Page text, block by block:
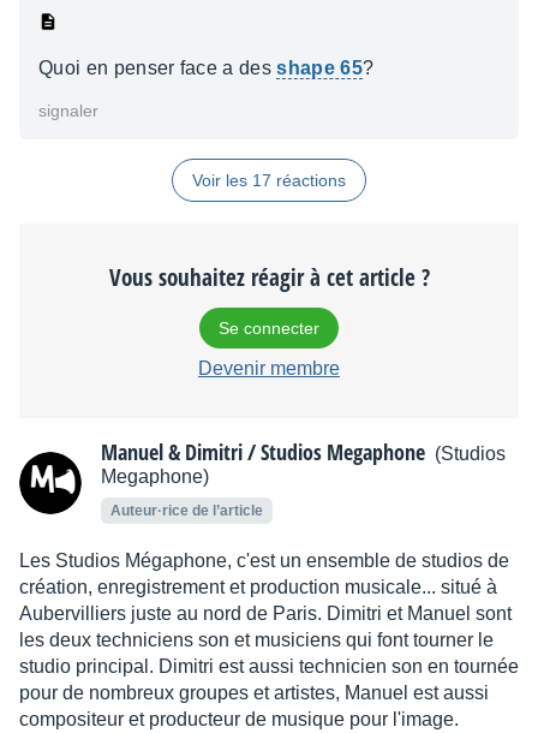
Quoi en penser face a desshape 65?
signaler
Voir les 17 réactions
Vous souhaitez réagir à cet article ?
Se connecter
Devenir membre
Manuel & Dimitri / Studios Megaphone (Studios
Megaphone)
Auteur·rice de l’article
Les Studios Mégaphone, c'est un ensemble de studios de
création, enregistrement et production musicale... situé à
Aubervilliers juste au nord de Paris. Dimitri et Manuel sont
les deux techniciens son et musiciens qui font tourner le
studio principal. Dimitri est aussi technicien son en tournée
pour de nombreux groupes et artistes, Manuel est aussi
compositeur et producteur de musique pour l'image.